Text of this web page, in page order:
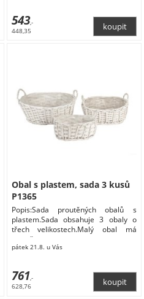
543,-
448,35
Obal s plastem, sada 3 kusů
P1365
Popis:Sada proutěných obalů s
plastem.Sada obsahuje 3 obaly o
třech velikostech.Malý obal má
rozměry
pátek 21.8. u Vás
761,-
628,76